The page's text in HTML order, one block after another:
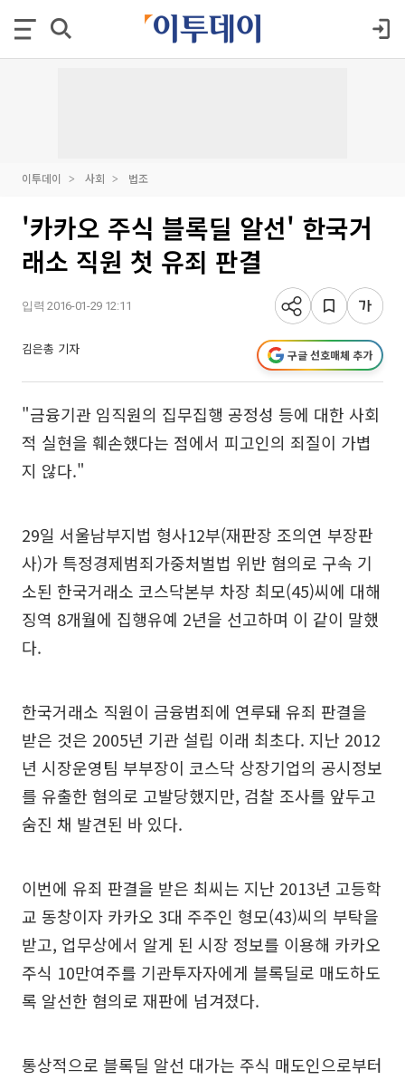
이투데이 사회 법조
'카카오 주식 블록딜 알선' 한국거
래소 직원 첫 유죄 판결
입력 2016-01-29 12:11
김은총 기자 구글 선호매체 추가
"금융기관 임직원의 집무집행 공정성 등에 대한 사회
적 실현을 훼손했다는 점에서 피고인의 죄질이 가볍
지 않다."
29일 서울남부지법 형사12부(재판장 조의연 부장판
사)가 특정경제범죄가중처벌법 위반 혐의로 구속 기
소된 한국거래소 코스닥본부 차장 최모(45)씨에 대해
징역 8개월에 집행유예 2년을 선고하며 이 같이 말했
다.
한국거래소 직원이 금융범죄에 연루돼 유죄 판결을
받은 것은 2005년 기관 설립 이래 최초다. 지난 2012
년 시장운영팀 부부장이 코스닥 상장기업의 공시정보
를 유출한 혐의로 고발당했지만, 검찰 조사를 앞두고
숨진 채 발견된 바 있다.
이번에 유죄 판결을 받은 최씨는 지난 2013년 고등학
교 동창이자 카카오 3대 주주인 형모(43)씨의 부탁을
받고, 업무상에서 알게 된 시장 정보를 이용해 카카오
주식 10만여주를 기관투자자에게 블록딜로 매도하도
록 알선한 혐의로 재판에 넘겨졌다.
통상적으로 블록딜 알선 대가는 주식 매도인으로부터